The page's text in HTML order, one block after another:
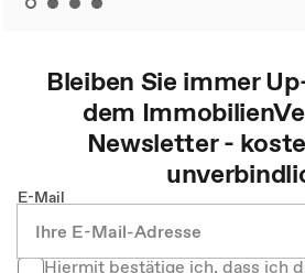
Bleiben Sie immer
dem
Newsletter -
E-Mail
Hiermit bestätige ich, dass ich